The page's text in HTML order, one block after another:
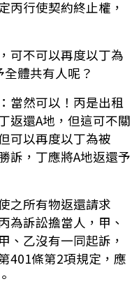
丙行使契約終止權，
可不可以再度以丁為
體共有人呢？
當然可以！丙是出租
返還A地，但這可不關
可以再度以丁為被
訴，丁應將A地返還予
之所有物返還請求
為訴訟擔當人，甲、
、乙沒有一同起訴，
401條第2項規定，應